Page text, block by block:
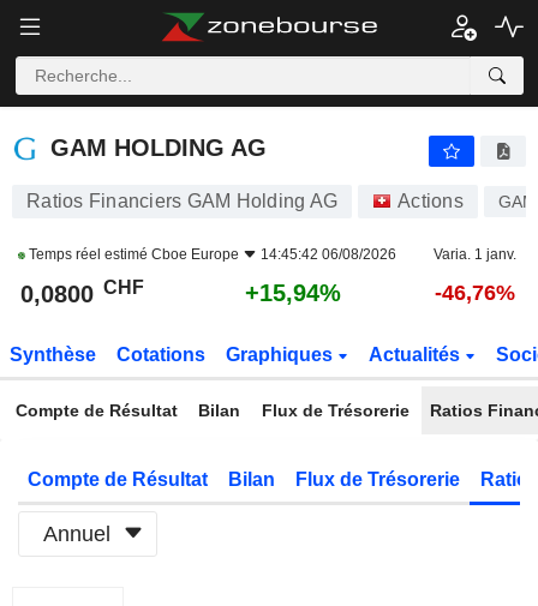
GAM HOLDING AG
GAM HOLDING AG
Ratios Financiers GAM Holding AG Actions GAM
Temps réel estimé Cboe Europe 14:45:42 06/08/2026 Varia. 1 janv.
0,0800 CHF +15,94% -46,76%
Synthèse Cotations Graphiques Actualités
Compte de Résultat Bilan Flux de Trésorerie Ratios
Compte de Résultat Bilan Flux de Trésorerie
Annuel